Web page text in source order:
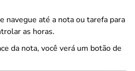
navegue até a nota ou tarefa para
as horas.
da nota, você verá um botão de